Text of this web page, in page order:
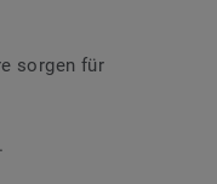
sorgen für